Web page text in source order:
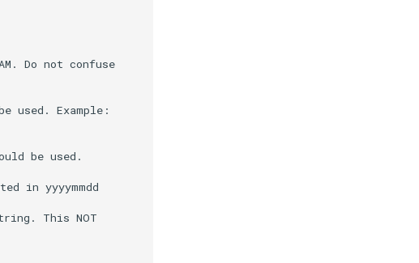
Do not confuse
used. Example:
be used.
in yyyymmdd
This NOT